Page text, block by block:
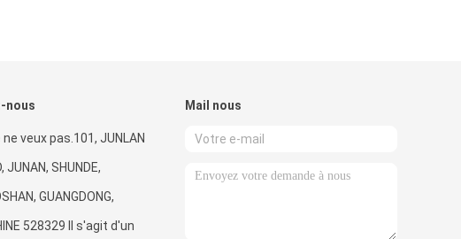
nous
ne veux pas.101, JUNLAN
JUNAN, SHUNDE,
GUANGDONG,
528329 Il s'agit d'un
Mail nous